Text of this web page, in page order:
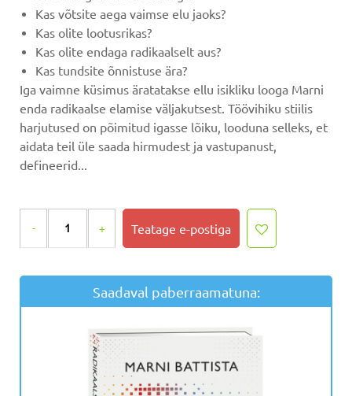
Kas võtsite aega vaimse elu jaoks?
Kas olite lootusrikas?
Kas olite endaga radikaalselt aus?
Kas tundsite õnnistuse ära?
Iga vaimne küsimus äratatakse ellu isikliku looga Marni
enda radikaalse elamise väljakutsest. Töövihiku stiilis
harjutused on põimitud igasse lõiku, looduna selleks, et
aidata teil üle saada hirmudest ja vastupanust,
defineerid...
Saadaval paberraamatuna: